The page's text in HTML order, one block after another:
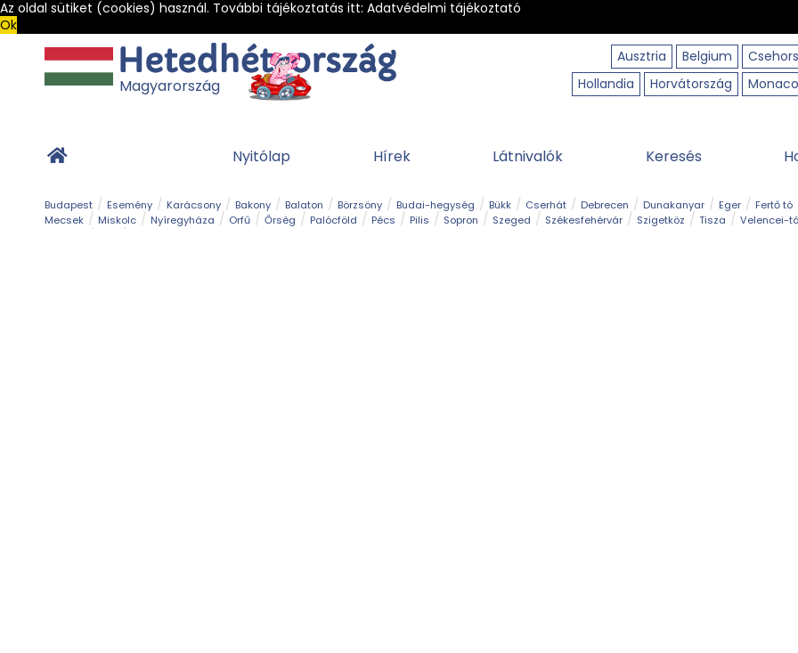
Az oldal sütiket (cookies) használ. További tájékoztatás itt: Adatvédelmi tájékoztató
Ok
Ausztria
Belgium
Hollandia
Horvátország Monaco
Magyarország
Nyitólap Hírek Látnivalók Keresés
Budapest Esemény Karácsony Bakony Balaton Börzsöny Budai-hegység Bükk Cserhát Debrecen Dunakanyar Eger Fertő tó
Mecsek
Miskolc Nyíregyháza Orfű Őrség Palócföld Pécs Pilis Sopron Szeged Székesfehérvár Szigetköz Tisza Velencei-tó